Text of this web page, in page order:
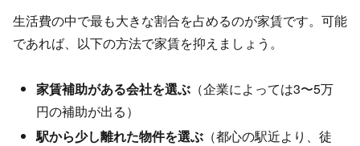
生活費の中で最も大きな割合を占めるのが家賃です。可能
であれば、以下の方法で家賃を抑えましょう。
家賃補助がある会社を選ぶ （企業によっては3〜5万
円の補助が出る）
駅から少し離れた物件を選ぶ （都心の駅近より、徒